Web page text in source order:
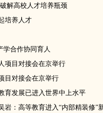
解高校人才培养瓶颈
培养人才
学合作协同育人
项目对接会在京举行
目对接会在京举行
育发展已进入世界中上水平
岩：高等教育进入“内部精装修”